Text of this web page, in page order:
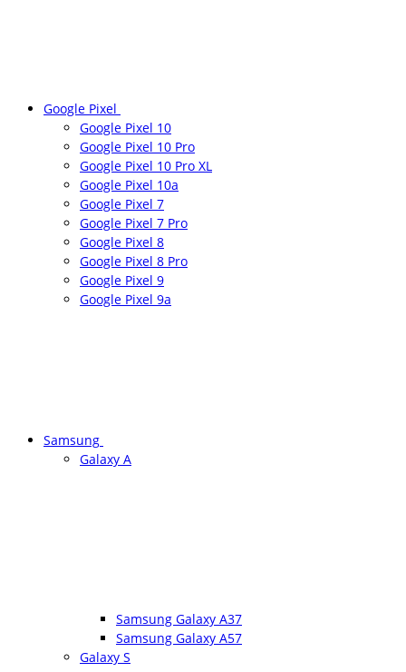
Google Pixel
Google Pixel 10
Google Pixel 10 Pro
Google Pixel 10 Pro XL
Google Pixel 10a
Google Pixel 7
Google Pixel 7 Pro
Google Pixel 8
Google Pixel 8 Pro
Google Pixel 9
Google Pixel 9a
Samsung
Galaxy A
Samsung Galaxy A37
Samsung Galaxy A57
Galaxy S